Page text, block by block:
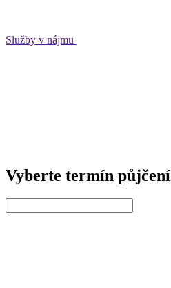
Služby v nájmu
Vyberte termín půjčení